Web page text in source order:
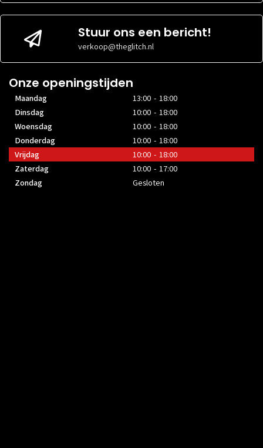
Stuur ons een bericht!
verkoop@theglitch.nl
Onze openingstijden
Maandag
13:00 - 18:00
Dinsdag
10:00 - 18:00
Woensdag
10:00 - 18:00
Donderdag
10:00 - 18:00
Vrijdag
10:00 - 18:00
Zaterdag
10:00 - 17:00
Zondag
Gesloten